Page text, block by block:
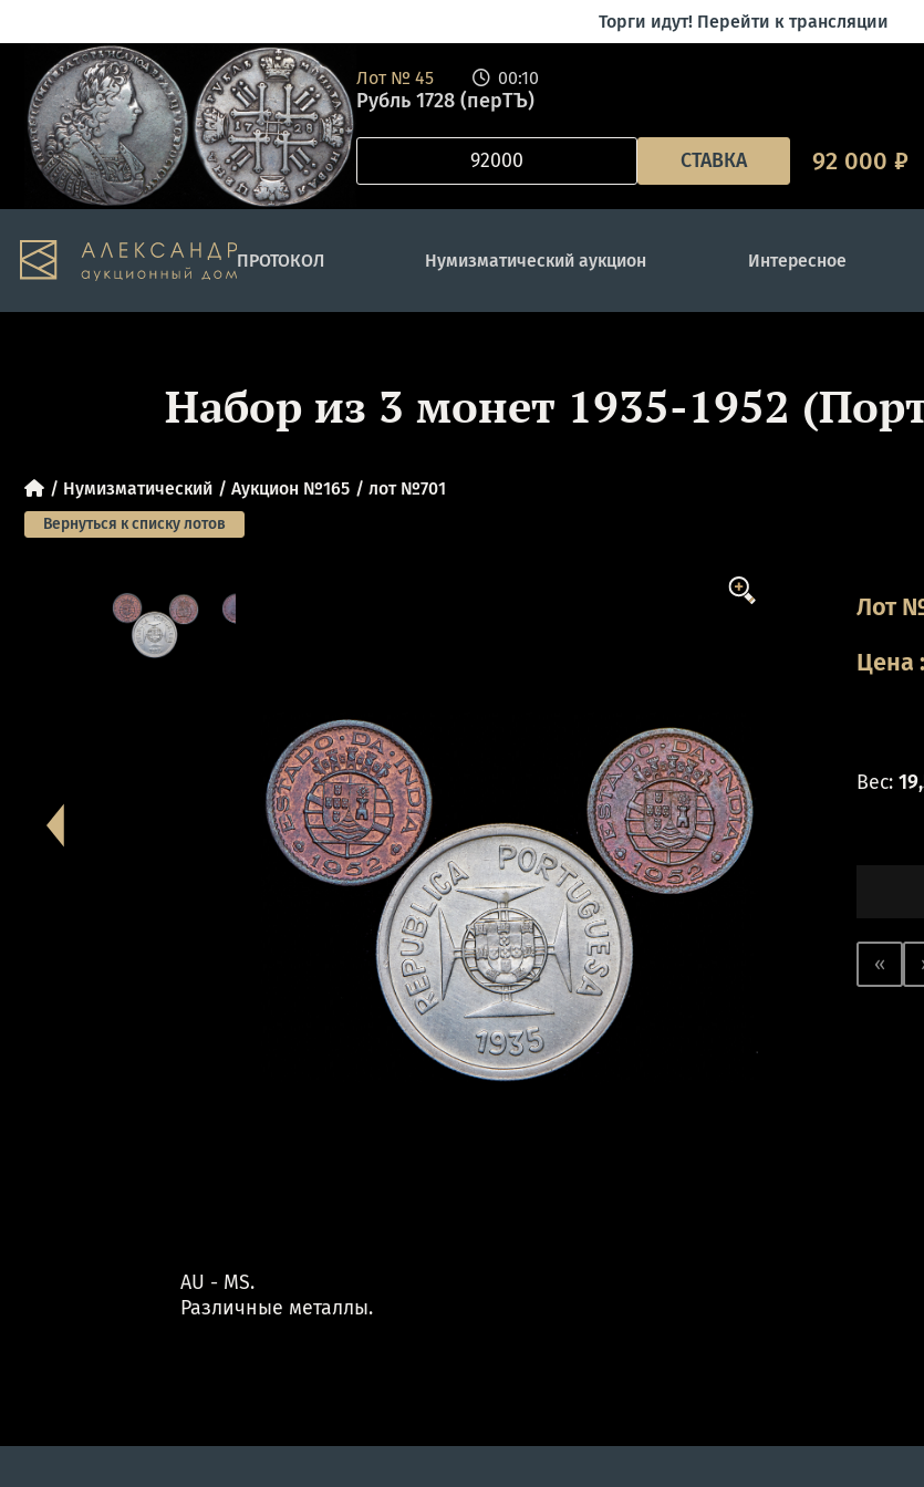
Торги идут! Перейти к трансляции
Лот № 45 00:10
Рубль 1728 (перТЪ)
СТАВКА 92 000 ₽
ПРОТОКОЛ Нумизматический аукцион Интересное
Набор из 3 монет 1935-1952
Нумизматический Аукцион №165 лот №701
Вернуться к списку лотов
Лот
Цена
Вес:
«
AU - MS.
Различные металлы.